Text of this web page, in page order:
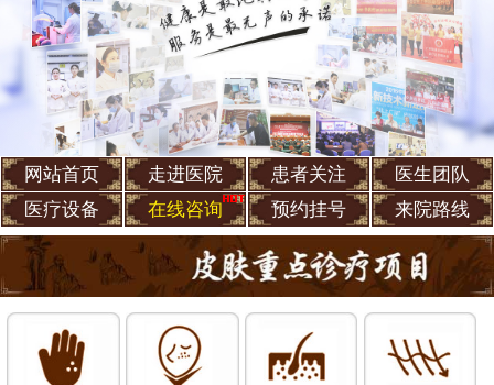
网站首页 走进医院 患者关注
医生团队
医疗设备
在线咨询 预约挂号 来院路线